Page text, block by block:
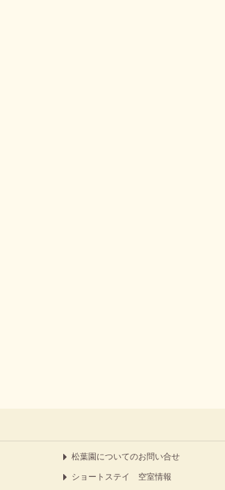
松葉園についてのお問い合せ
ショートステイ 空室情報